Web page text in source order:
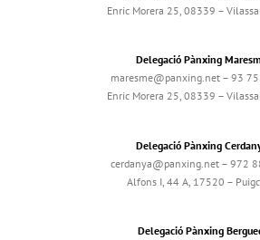
Enric Morera 25, 08339 –
Delegació Pànxing
maresme@panxing.net – 93
Enric Morera 25, 08339 –
Delegació Pànxing
cerdanya@panxing.net – 972
Alfons I, 44 A, 17520 –
Delegació Pànxing